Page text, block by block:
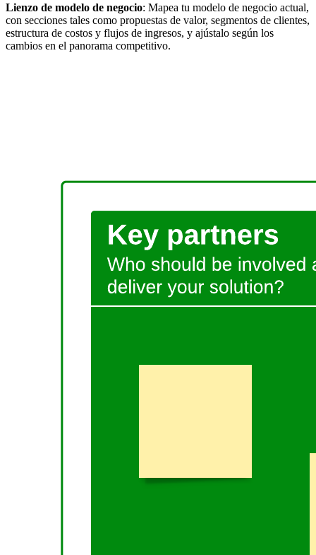
Lienzo de modelo de negocio: Mapea tu modelo de negocio actual,
con secciones tales como propuestas de valor, segmentos de clientes,
estructura de costos y flujos de ingresos, y ajústalo según los
cambios en el panorama competitivo.